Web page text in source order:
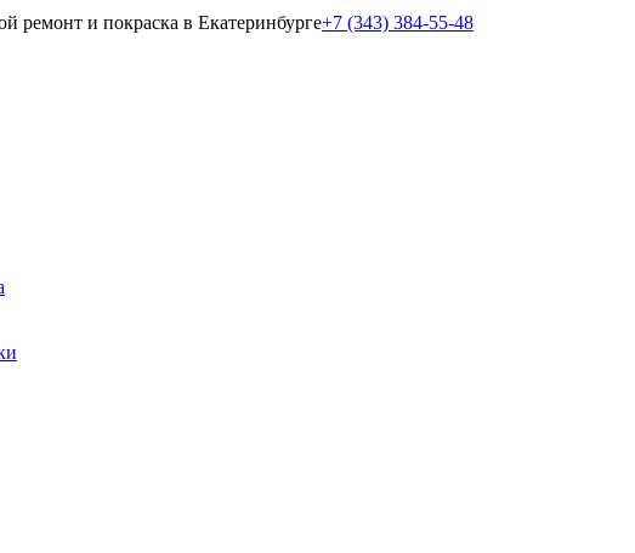
ремонт и покраска в Екатеринбурге+7 (343) 384-55-48